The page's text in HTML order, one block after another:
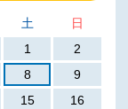
土
日
1
2
8
9
15
16